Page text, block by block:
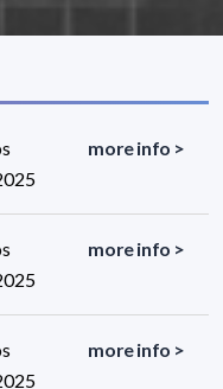
more info >
more info >
more info >